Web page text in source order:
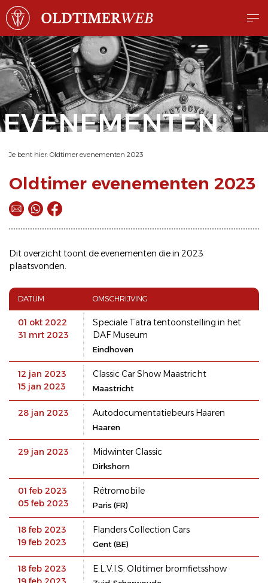
EVENEMENTEN
Je bent hier: Oldtimer evenementen 2023
Oldtimer evenementen 2023
Dit overzicht toont de evenementen die in 2023
plaatsvonden.
DATUM OMSCHRIJVING
01 okt 2022
31 mrt 2023
Speciale Tatra tentoonstelling in het
DAF Museum
Eindhoven
12 jan 2023
15 jan 2023
Classic Car Show Maastricht
Maastricht
28 jan 2023 Autodocumentatiebeurs Haaren
Haaren
29 jan 2023 Midwinter Classic
Dirkshorn
01 feb 2023
05 feb 2023
Rétromobile
Paris (FR)
18 feb 2023
19 feb 2023
Flanders Collection Cars
Gent (BE)
18 feb 2023
E.L.V.I.S. Oldtimer bromfietsshow